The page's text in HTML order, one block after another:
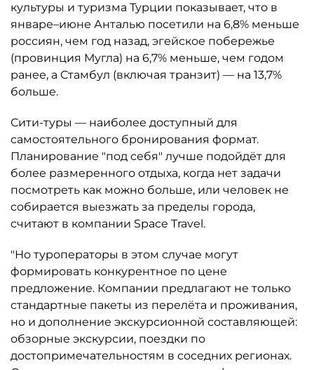
культуры и туризма Турции показывает, что в
январе–июне Анталью посетили на 6,8% меньше
россиян, чем год назад, эгейское побережье
(провинция Мугла) на 6,7% меньше, чем годом
ранее, а Стамбул (включая транзит) — на 13,7%
больше.
Сити-туры — наиболее доступный для
самостоятельного бронирования формат.
Планирование "под себя" лучше подойдёт для
более размеренного отдыха, когда нет задачи
посмотреть как можно больше, или человек не
собирается выезжать за пределы города,
считают в компании Space Travel.
"Но туроператоры в этом случае могут
формировать конкурентное по цене
предложение. Компании предлагают не только
стандартные пакеты из перелёта и проживания,
но и дополнение экскурсионной составляющей:
обзорные экскурсии, поездки по
достопримечательностям в соседних регионах.